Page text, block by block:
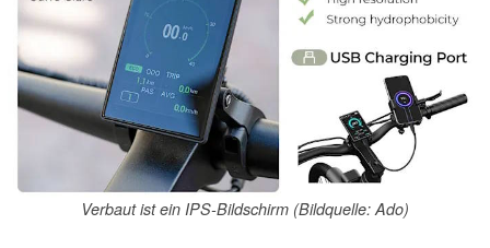
Verbaut ist ein IPS-Bildschirm (Bildquelle: Ado)